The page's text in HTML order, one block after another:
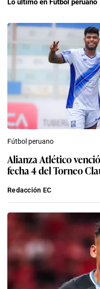
Lo último en Fútbol peruano
Fútbol peruano
Alianza Atlético
Redacción EC